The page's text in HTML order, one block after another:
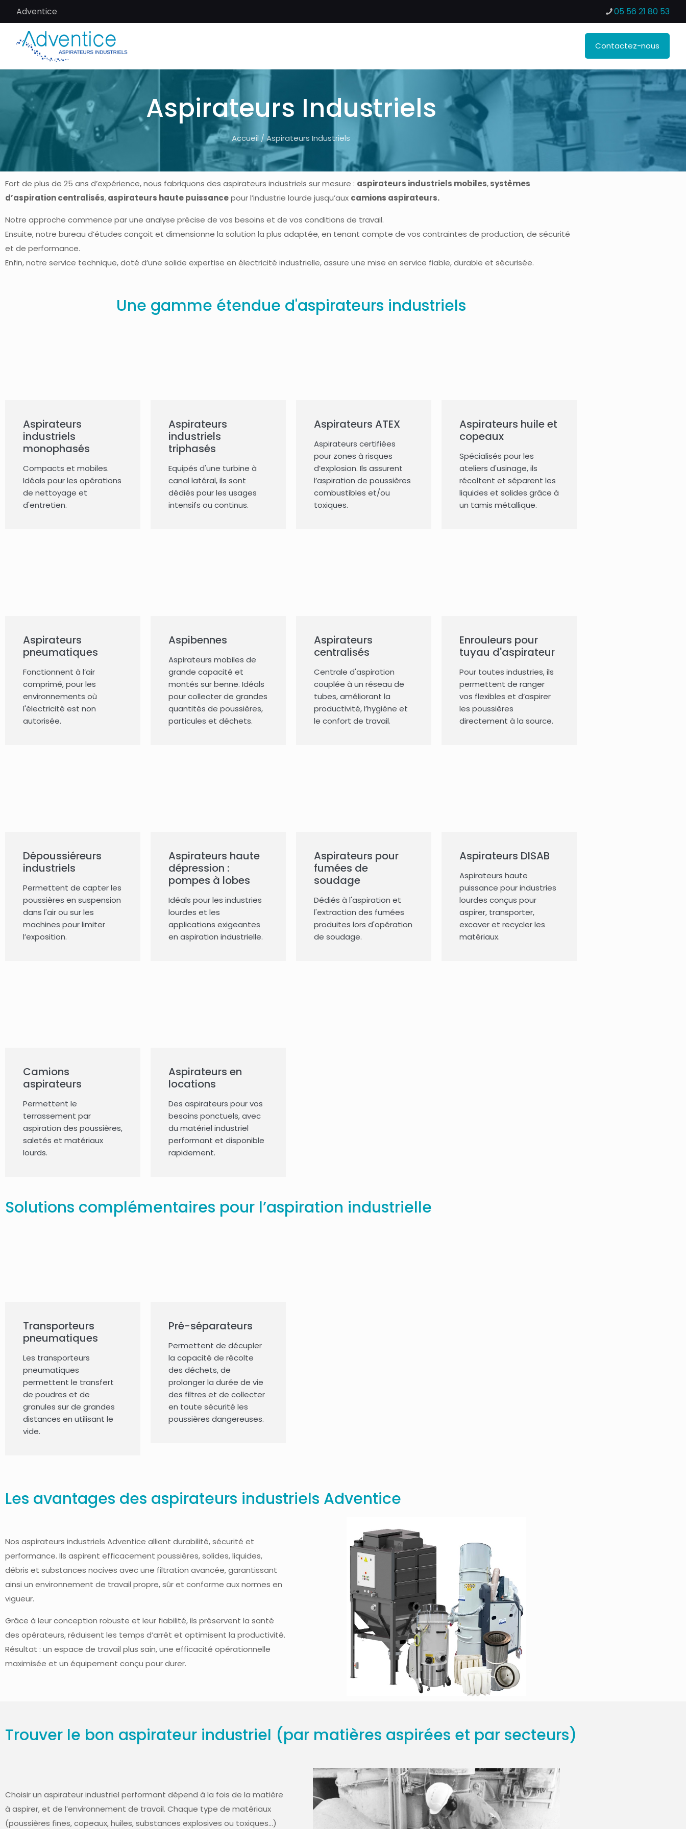
Adventice 05 56 21 80 53
Contactez-nous
Aspirateurs Industriels
Accueil / Aspirateurs Industriels
Fort de plus de 25 ans d’expérience, nous fabriquons des aspirateurs industriels sur mesure : aspirateurs industriels mobiles,systèmes
d’aspiration centralisés,aspirateurs haute puissancepour l’industrie lourde jusqu’aux camions aspirateurs.
Notre approche commence par une analyse précise de vos besoins et de vos conditions de travail.
Ensuite, notre bureau d’études conçoit et dimensionne la solution la plus adaptée, en tenant compte de vos contraintes de production, de sécurité
et de performance.
Enfin, notre service technique, doté d’une solide expertise en électricité industrielle, assure une mise en service fiable, durable et sécurisée.
Une gamme étendue d'aspirateurs industriels
Aspirateurs
industriels
monophasés
Compacts et mobiles.
Idéals pour les opérations
de nettoyage et
d'entretien.
Aspirateurs
industriels
triphasés
Equipés d'une turbine à
canal latéral, ils sont
dédiés pour les usages
intensifs ou continus.
Aspirateurs ATEX
Aspirateurs certifiées
pour zones à risques
d’explosion. Ils assurent
l’aspiration de poussières
combustibles et/ou
toxiques.
Aspirateurs huile et
copeaux
Spécialisés pour les
ateliers d'usinage, ils
récoltent et séparent les
liquides et solides grâce à
un tamis métallique.
Aspirateurs
pneumatiques
Fonctionnent à l’air
comprimé, pour les
environnements où
l'électricité est non
autorisée.
Aspibennes
Aspirateurs mobiles de
grande capacité et
montés sur benne. Idéals
pour collecter de grandes
quantités de poussières,
particules et déchets.
Aspirateurs
centralisés
Centrale d'aspiration
couplée à un réseau de
tubes, améliorant la
productivité, l’hygiène et
le confort de travail.
Enrouleurs pour
tuyau d'aspirateur
Pour toutes industries, ils
permettent de ranger
vos flexibles et d’aspirer
les poussières
directement à la source.
Dépoussiéreurs
industriels
Permettent de capter les
poussières en suspension
dans l'air ou sur les
machines pour limiter
l’exposition.
Aspirateurs haute
dépression :
pompes à lobes
Idéals pour les industries
lourdes et les
applications exigeantes
en aspiration industrielle.
Aspirateurs pour
fumées de
soudage
Dédiés à l'aspiration et
l'extraction des fumées
produites lors d'opération
de soudage.
Aspirateurs DISAB
Aspirateurs haute
puissance pour industries
lourdes conçus pour
aspirer, transporter,
excaver et recycler les
matériaux.
Camions
aspirateurs
Permettent le
terrassement par
aspiration des poussières,
saletés et matériaux
lourds.
Aspirateurs en
locations
Des aspirateurs pour vos
besoins ponctuels, avec
du matériel industriel
performant et disponible
rapidement.
Solutions complémentaires pour l’aspiration industrielle
Transporteurs
pneumatiques
Les transporteurs
pneumatiques
permettent le transfert
de poudres et de
granules sur de grandes
distances en utilisant le
vide.
Pré-séparateurs
Permettent de décupler
la capacité de récolte
des déchets, de
prolonger la durée de vie
des filtres et de collecter
en toute sécurité les
poussières dangereuses.
Les avantages des aspirateurs industriels Adventice
Nos aspirateurs industriels Adventice allient durabilité, sécurité et
performance. Ils aspirent efficacement poussières, solides, liquides,
débris et substances nocives avec une filtration avancée, garantissant
ainsi un environnement de travail propre, sûr et conforme aux normes en
vigueur.
Grâce à leur conception robuste et leur fiabilité, ils préservent la santé
des opérateurs, réduisent les temps d’arrêt et optimisent la productivité.
Résultat : un espace de travail plus sain, une efficacité opérationnelle
maximisée et un équipement conçu pour durer.
Trouver le bon aspirateur industriel (par matières aspirées et par secteurs)
Choisir un aspirateur industriel performant dépend à la fois de la matière
à aspirer, et de l’environnement de travail. Chaque type de matériaux
(poussières fines, copeaux, huiles, substances explosives ou toxiques…)